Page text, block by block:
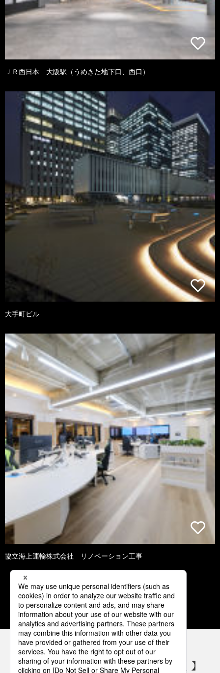
ＪＲ西日本 大阪駅（うめきた地下口、西口）
大手町ビル
協立海上運輸株式会社 リノベーション工事
2 3 4 5 6
パナソニックの電気設備 SNSアカウント